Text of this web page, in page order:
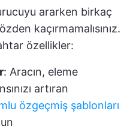
ararken birkaç
kaçırmamalısınız.
özellikler:
: Aracın, eleme
artıran
özgeçmiş şablonları